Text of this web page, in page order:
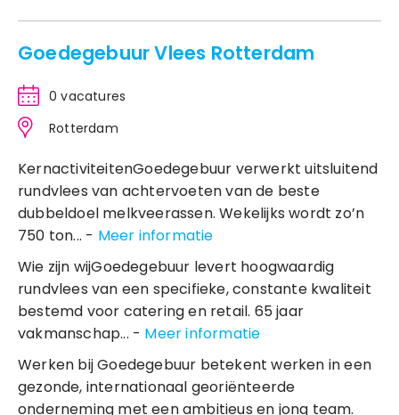
Goedegebuur Vlees Rotterdam
0 vacatures
Rotterdam
KernactiviteitenGoedegebuur verwerkt uitsluitend
rundvlees van achtervoeten van de beste
dubbeldoel melkveerassen. Wekelijks wordt zo’n
750 ton... - Meer informatie
Wie zijn wijGoedegebuur levert hoogwaardig
rundvlees van een specifieke, constante kwaliteit
bestemd voor catering en retail. 65 jaar
vakmanschap... - Meer informatie
Werken bij Goedegebuur betekent werken in een
gezonde, internationaal georiënteerde
onderneming met een ambitieus en jong team.